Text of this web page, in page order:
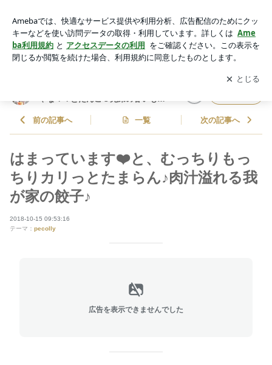
汁溢れる我が家の餃子♪ | しゃなママオフィシャルブログ「し
ゃなママとだんご３兄弟の甘いもの日記」Powered by Ameba
アプリをダウンロードして ブログの更新通知
を受け取りまし
ょう。
開く
ゃなママとだんご３兄弟の甘いもの
前の記事へ 一覧 次の記事へ
はまっています❤️と、むっちりもっ
ちりカリっとたまらん♪肉汁溢れる我
が家の餃子♪
2018-10-15 09:53:16
テーマ： pecolly
広告を表示できませんでした